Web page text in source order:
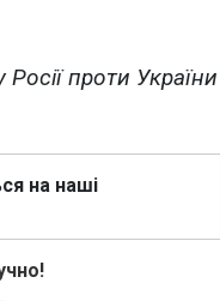
проти України
на наші